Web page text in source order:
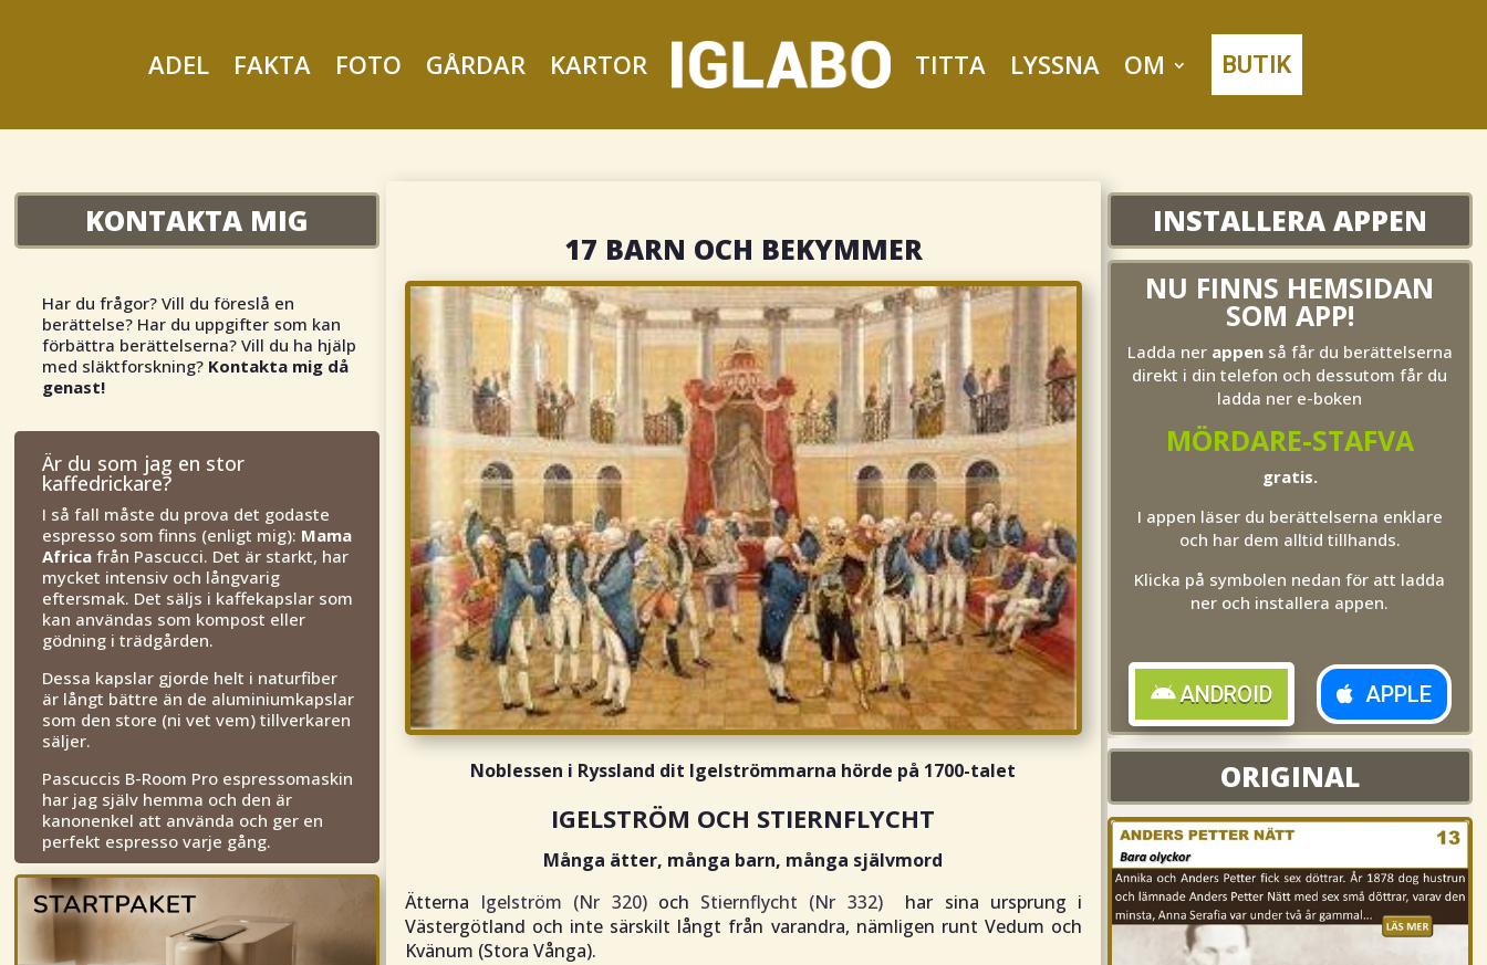
ADEL FAKTA FOTO GÅRDAR KARTOR TITTA LYSSNA OM BUTIK
KONTAKTA MIG
Har du frågor? Vill du föreslå en
berättelse? Har du uppgifter som kan
förbättra berättelserna? Vill du ha hjälp
med släktforskning? Kontakta mig då
genast!
Är du som jag en stor
kaffedrickare?
I så fall måste du prova det godaste
espresso som finns (enligt mig): Mama
Africa från Pascucci. Det är starkt, har
mycket intensiv och långvarig
eftersmak. Det säljs i kaffekapslar som
kan användas som kompost eller
gödning i trädgården.
Dessa kapslar gjorde helt i naturfiber
är långt bättre än de aluminiumkapslar
som den store (ni vet vem) tillverkaren
säljer.
Pascuccis B-Room Pro espressomaskin
har jag själv hemma och den är
kanonenkel att använda och ger en
perfekt espresso varje gång.
17 BARN OCH BEKYMMER
Noblessen i Ryssland dit Igelströmmarna hörde på 1700-talet
IGELSTRÖM OCH STIERNFLYCHT
Många ätter, många barn, många självmord
Ätterna Igelström (Nr 320)och Stiernflycht (Nr 332)har sina ursprung i
Västergötland och inte särskilt långt från varandra, nämligen runt Vedum och
Kvänum (Stora Vånga).
INSTALLERA APPEN
NU FINNS HEMSIDAN
SOM APP!
Ladda ner appenså får du berättelserna
direkt i din telefon och dessutom får du
ladda ner e-boken
MÖRDARE-STAFVA
gratis.
I appen läser du berättelserna enklare
och har dem alltid tillhands.
Klicka på symbolen nedan för att ladda
ner och installera appen.
ANDROID APPLE
ORIGINAL
ORIGINAL